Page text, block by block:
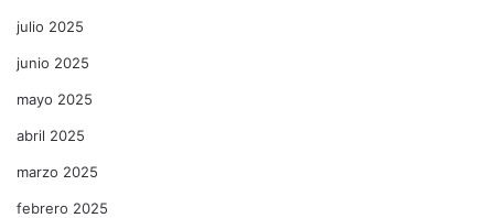
julio 2025
junio 2025
mayo 2025
abril 2025
marzo 2025
febrero 2025